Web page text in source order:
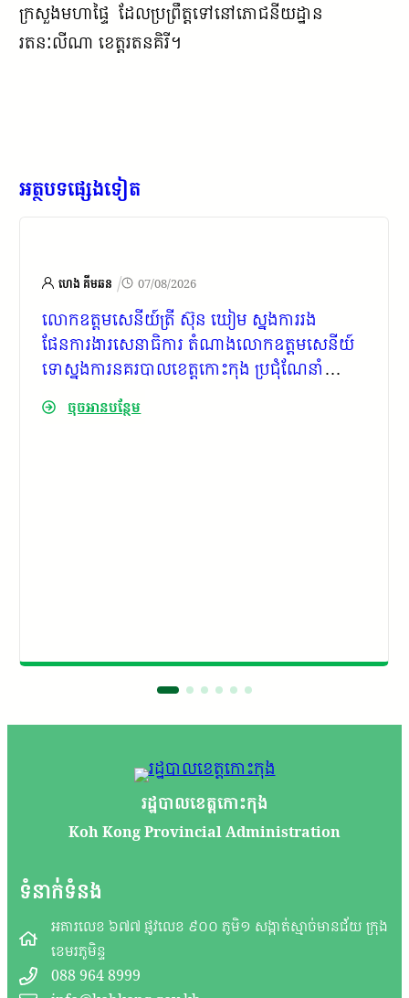
ក្រសួងមហាផ្ទៃ ដែលប្រព្រឹត្តទៅនៅភោជនីយដ្ឋាន
រតនៈលីណា ខេត្តរតនគិរី។
អត្ថបទផ្សេងទៀត
ហេង គីមឆន / 07/08/2026
លោក​ឧត្ដមសេនីយ៍​ត្រី​ ស៊ុន​ ឃៀម​​ ស្នងការ​រង​
ផែនការ​ងារ​សេនាធិការ​ តំណាង​លោក​ឧត្ដមសេនីយ៍​
ទោស្នងការ​នគរបាល​ខេត្ត​កោះកុង​ ប្រជុំ​ណែនាំ​
នគរបាល​ទាំង​ ៧​ ក្រុង​ស្រុក​ និង​លោក​នាយ​ប៉ុស្តិ៍​
ចុចអានបន្ថែម
រដ្ឋបាលខេត្តកោះកុង
Koh Kong Provincial Administration
ទំនាក់ទំនង
អគារលេខ ៦៧៧ ផ្លូវលេខ ៩០០ ភូមិ១ សង្កាត់ស្មាច់មានជ័យ ក្រុង
ខេមរភូមិន្ទ
088 964 8999